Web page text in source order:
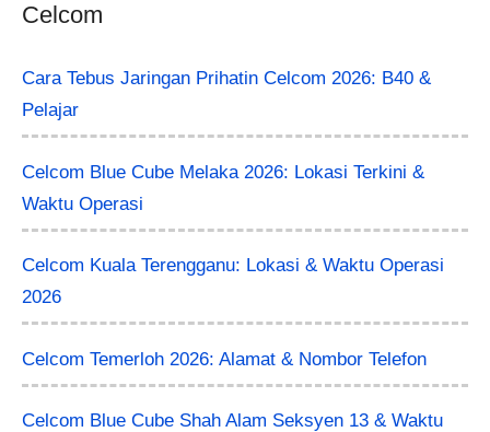
Celcom
Cara Tebus Jaringan Prihatin Celcom 2026: B40 &
Pelajar
Celcom Blue Cube Melaka 2026: Lokasi Terkini &
Waktu Operasi
Celcom Kuala Terengganu: Lokasi & Waktu Operasi
2026
Celcom Temerloh 2026: Alamat & Nombor Telefon
Celcom Blue Cube Shah Alam Seksyen 13 & Waktu